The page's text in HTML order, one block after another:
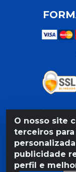
O nosso site
terceiros
publicidade
perfil e
Razão
103 - São